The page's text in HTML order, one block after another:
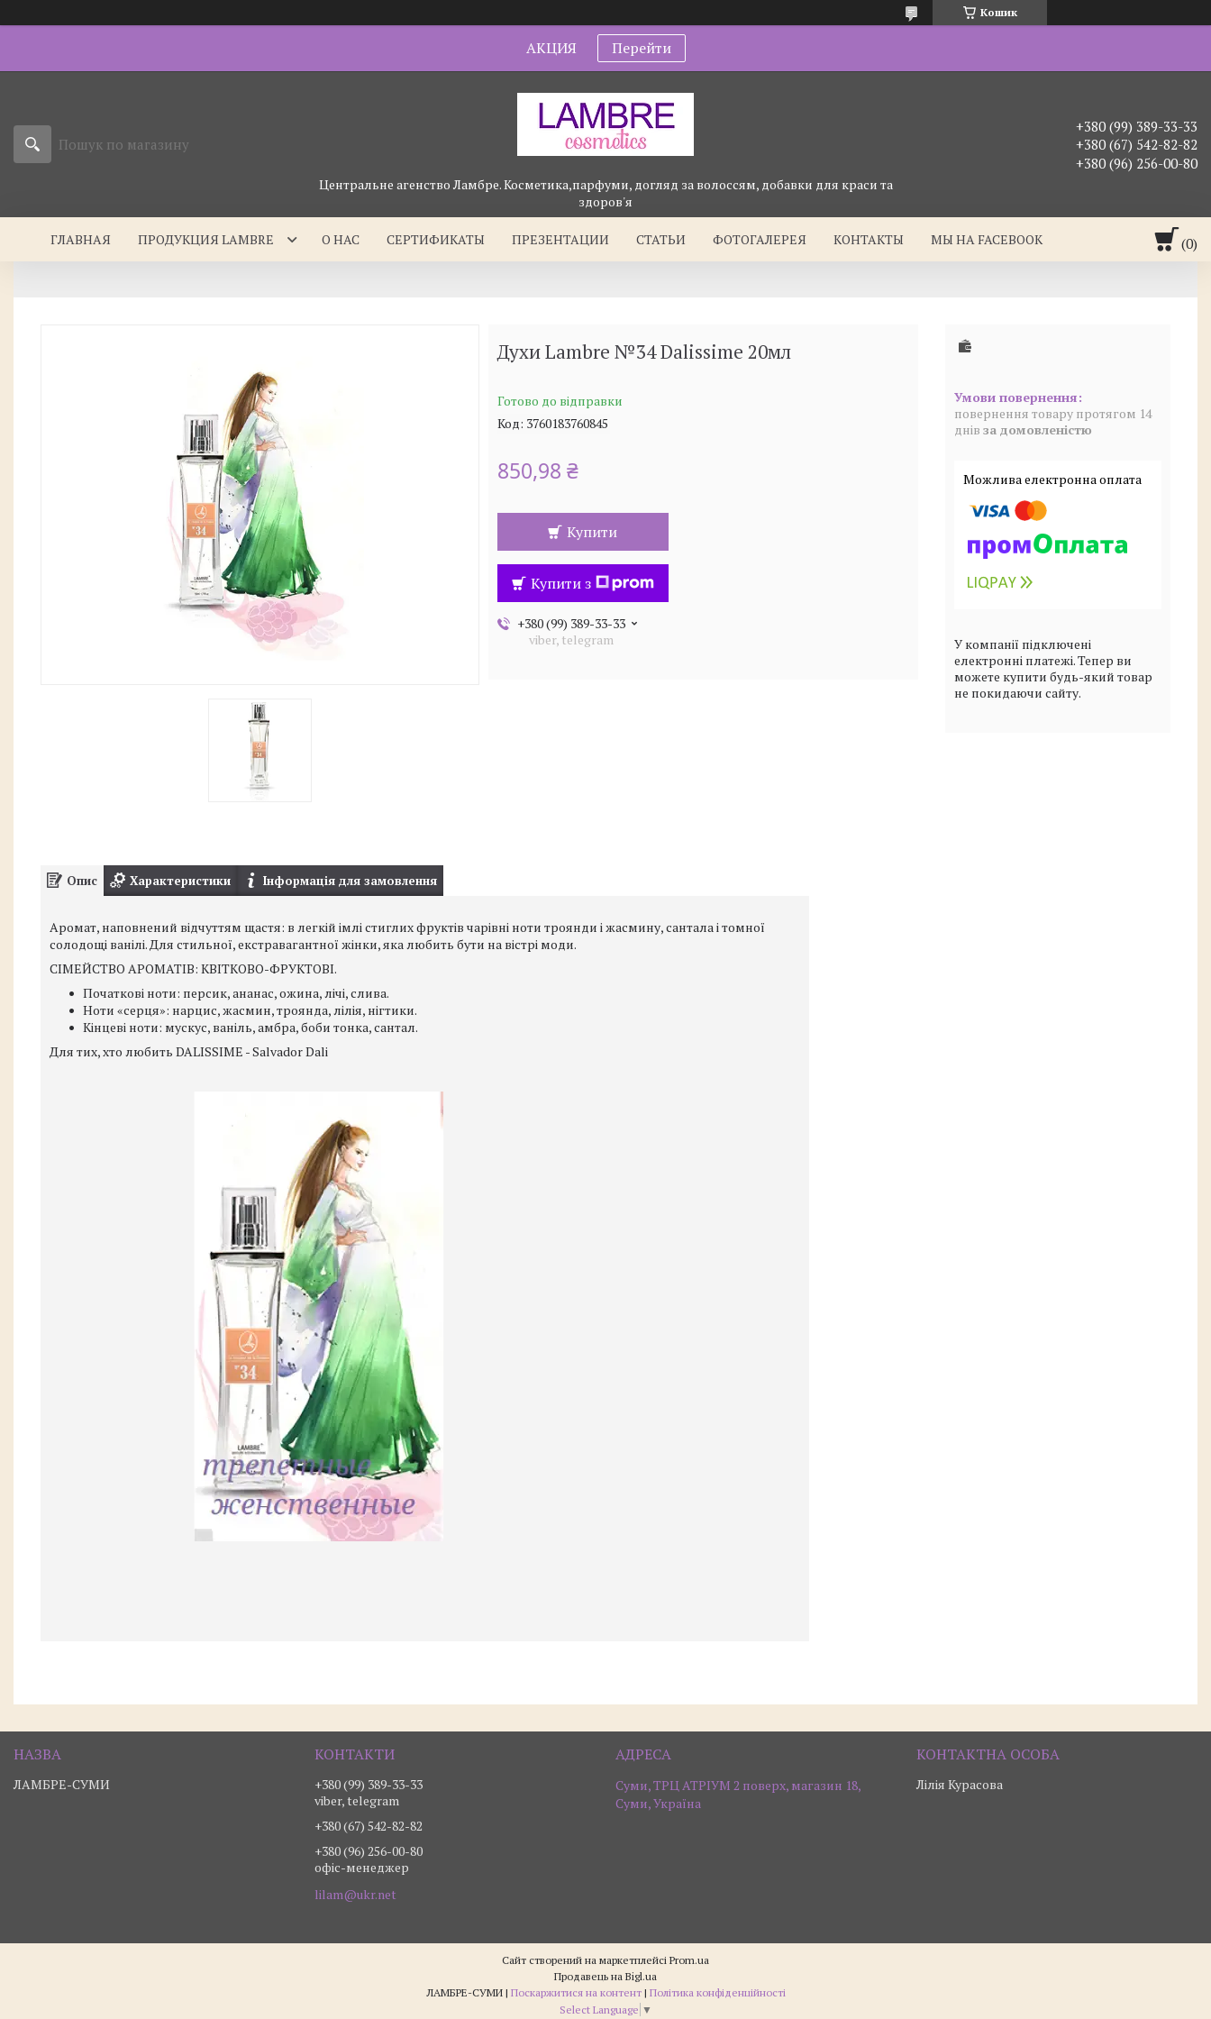
Кошик
АКЦИЯ Перейти
Центральне агенство Ламбре. Косметика,парфуми, догляд за волоссям, добавки для краси та
здоров'я
+380 (99) 389-33-33
+380 (67) 542-82-82
+380 (96) 256-00-80
ГЛАВНАЯ ПРОДУКЦИЯ LAMBRE О НАС СЕРТИФИКАТЫ ПРЕЗЕНТАЦИИ СТАТЬИ ФОТОГАЛЕРЕЯ КОНТАКТЫ МЫ НА FACEBOOK
Духи Lambre №34 Dalissime 20мл
Готово до відправки
Код: 3760183760845
850,98 ₴
Купити
Купити з
+380 (99) 389-33-33
viber, telegram
повернення товару протягом 14
днів за домовленістю
У компанії підключені
електронні платежі. Тепер ви
можете купити будь-який товар
не покидаючи сайту.
Опис Характеристики Інформація для замовлення
Аромат, наповнений відчуттям щастя: в легкій імлі стиглих фруктів чарівні ноти троянди і жасмину, сантала і томної
солодощі ванілі. Для стильної, екстравагантної жінки, яка любить бути на вістрі моди.
СІМЕЙСТВО АРОМАТІВ: КВІТКОВО-ФРУКТОВІ.
Початкові ноти: персик, ананас, ожина, лічі, слива.
Ноти «серця»: нарцис, жасмин, троянда, лілія, нігтики.
Кінцеві ноти: мускус, ваніль, амбра, боби тонка, сантал.
Для тих, хто любить DALISSIME - Salvador Dali
ЛАМБРЕ-СУМИ
+380 (99) 389-33-33
viber, telegram
+380 (67) 542-82-82
+380 (96) 256-00-80
офіс-менеджер
lilam@ukr.net
Суми, ТРЦ АТРІУМ 2 поверх, магазин 18,
Суми, Україна
Лілія Курасова
Сайт створений на маркетплейсі Prom.ua
Продавець на Bigl.ua
ЛАМБРЕ-СУМИ | Поскаржитися на контент | Політика конфіденційності
Select Language ▼